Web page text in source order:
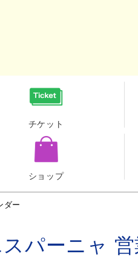
チケット
ショップ
ダー
パーニャ